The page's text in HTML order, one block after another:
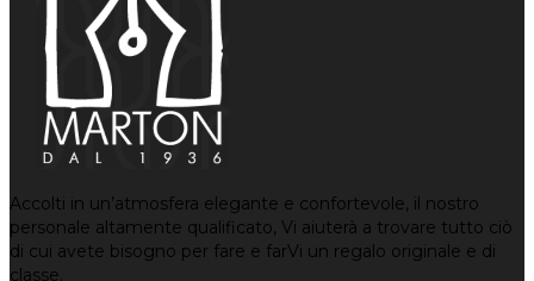
Accolti in un’atmosfera elegante e confortevole, il nostro
personale altamente qualificato, Vi aiuterà a trovare tutto ciò
di cui avete bisogno per fare e farVi un regalo originale e di
classe.